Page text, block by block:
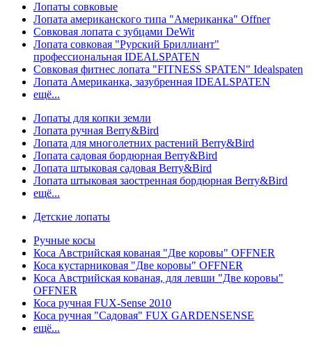
Лопаты совковые
Лопата американского типа "Американка" Offner
Совковая лопата с зубцами DeWit
Лопата совковая "Рурский Бриллиант"
профессиональная IDEALSPATEN
Совковая фитнес лопата "FITNESS SPATEN" Idealspaten
Лопата Американка, зазубренная IDEALSPATEN
ещё...
Лопаты для копки земли
Лопата ручная Berry&Bird
Лопата для многолетних растений Berry&Bird
Лопата садовая бордюрная Berry&Bird
Лопата штыковая садовая Berry&Bird
Лопата штыковая заостренная бордюрная Berry&Bird
ещё...
Детские лопаты
Ручные косы
Коса Австрийская кованая "Две коровы" OFFNER
Коса кустарниковая "Две коровы" OFFNER
Коса Австрийская кованая, для левши "Две коровы"
OFFNER
Коса ручная FUX-Sense 2010
Коса ручная "Садовая" FUX GARDENSENSE
ещё...